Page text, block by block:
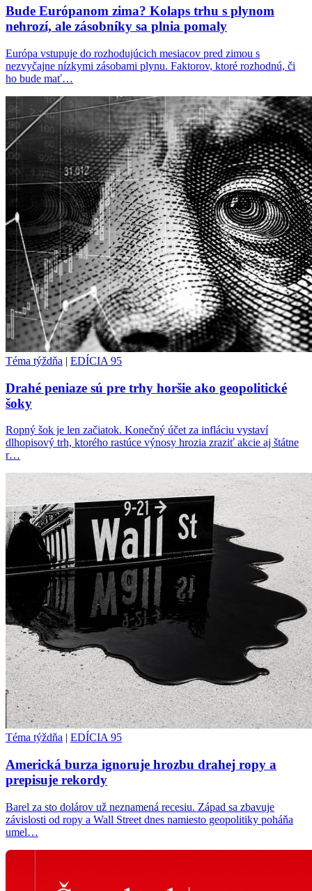
Bude Európanom zima? Kolaps trhu s plynom
nehrozí, ale zásobníky sa plnia pomaly
Európa vstupuje do rozhodujúcich mesiacov pred zimou s
nezvyčajne nízkymi zásobami plynu. Faktorov, ktoré rozhodnú, či
ho bude mať…
Téma týždňa | EDÍCIA 95
Drahé peniaze sú pre trhy horšie ako geopolitické
šoky
Ropný šok je len začiatok. Konečný účet za infláciu vystaví
dlhopisový trh, ktorého rastúce výnosy hrozia zraziť akcie aj štátne
r…
Téma týždňa | EDÍCIA 95
Americká burza ignoruje hrozbu drahej ropy a
prepisuje rekordy
Barel za sto dolárov už neznamená recesiu. Západ sa zbavuje
závislosti od ropy a Wall Street dnes namiesto geopolitiky poháňa
umel…